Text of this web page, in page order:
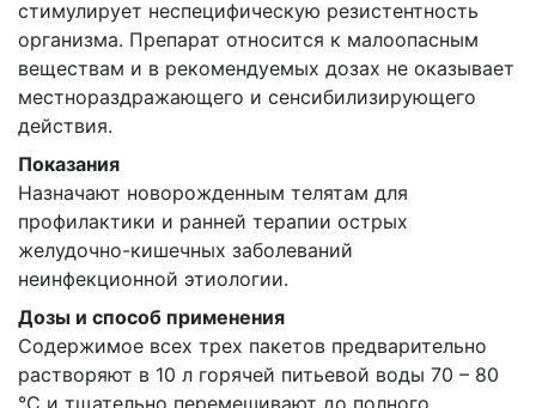
стимулирует неспецифическую резистентность
организма. Препарат относится к малоопасным
веществам и в рекомендуемых дозах не оказывает
местнораздражающего и сенсибилизирующего
действия.
Показания
Назначают новорожденным телятам для
профилактики и ранней терапии острых
желудочно-кишечных заболеваний
неинфекционной этиологии.
Дозы и способ применения
Содержимое всех трех пакетов предварительно
растворяют в 10 л горячей питьевой воды 70 – 80
°С и тщательно перемешивают до полного